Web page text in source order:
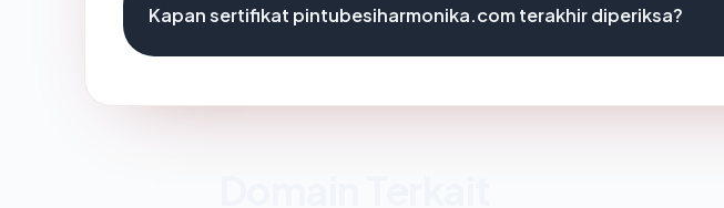
Kapan sertifikat pintubesiharmonika.com terakhir diperiksa?